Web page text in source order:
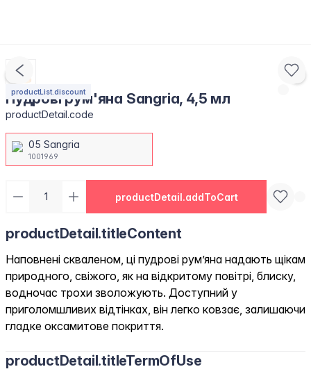
productList.discount
Пудрові рум'яна Sangria, 4,5 мл
productDetail.code
05 Sangria
1001969
productDetail.addToCart
productDetail.titleContent
Наповнені скваленом, ці пудрові рум’яна надають щікам
природного, свіжого, як на відкритому повітрі, блиску,
водночас трохи зволожують. Доступний у
приголомшливих відтінках, він легко ковзає, залишаючи
гладке оксамитове покриття.
productDetail.titleTermOfUse